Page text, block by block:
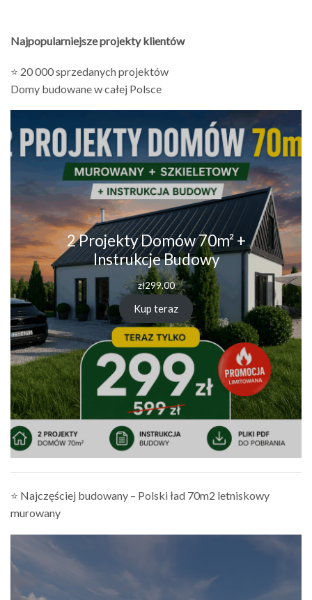
Najpopularniejsze projekty klientów
⭐ 20 000 sprzedanych projektów
Domy budowane w całej Polsce
2 Projekty Domów 70m² +
Instrukcje Budowy
zł299.00
Kup teraz
⭐ Najczęściej budowany – Polski ład 70m2 letniskowy
murowany